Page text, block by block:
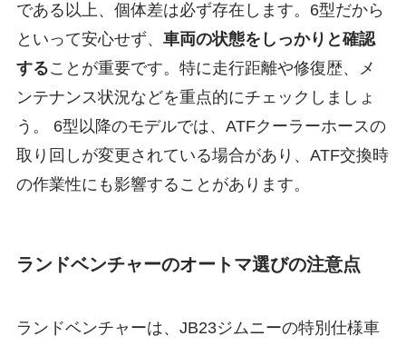
である以上、個体差は必ず存在します。6型だから
といって安心せず、 車両の状態をしっかりと確認
することが重要です。特に走行距離や修復歴、メ
ンテナンス状況などを重点的にチェックしましょ
う。 6型以降のモデルでは、ATFクーラーホースの
取り回しが変更されている場合があり、ATF交換時
の作業性にも影響することがあります。
ランドベンチャーのオートマ選びの注意点
ランドベンチャーは、JB23ジムニーの特別仕様車